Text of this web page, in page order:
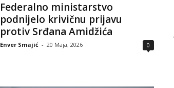
Federalno ministarstvo
podnijelo krivičnu prijavu
protiv Srđana Amidžića
Enver Smajić - 20 Maja, 2026 0